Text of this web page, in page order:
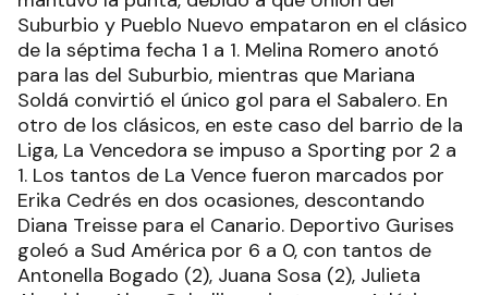
Suburbio y Pueblo Nuevo empataron en el clásico
de la séptima fecha 1 a 1. Melina Romero anotó
para las del Suburbio, mientras que Mariana
Soldá convirtió el único gol para el Sabalero. En
otro de los clásicos, en este caso del barrio de la
Liga, La Vencedora se impuso a Sporting por 2 a
1. Los tantos de La Vence fueron marcados por
Erika Cedrés en dos ocasiones, descontando
Diana Treisse para el Canario. Deportivo Gurises
goleó a Sud América por 6 a 0, con tantos de
Antonella Bogado (2), Juana Sosa (2), Julieta